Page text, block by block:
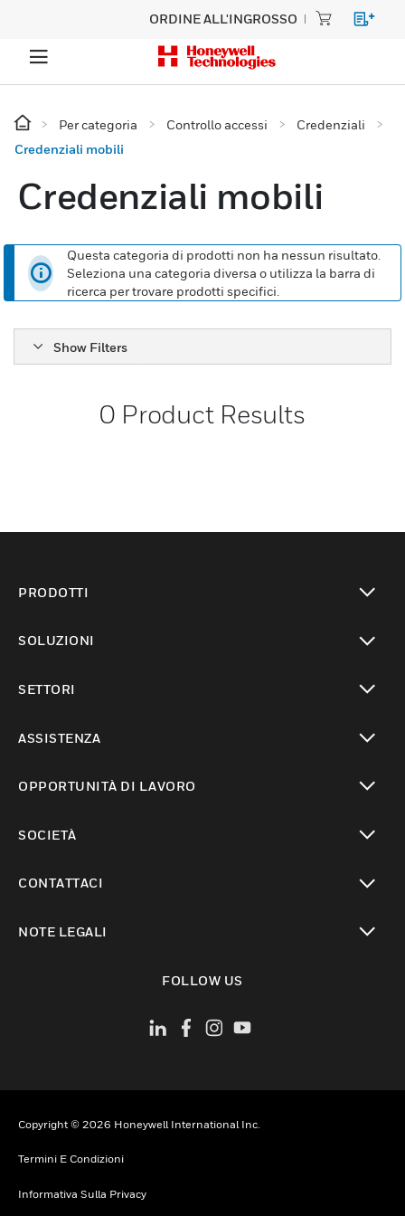
ORDINE ALL'INGROSSO
Per categoria Controllo accessi
Credenziali
Credenziali mobili
Credenziali mobili
Questa categoria di prodotti non ha nessun risultato.
Seleziona una categoria diversa o utilizza la barra di
ricerca per trovare prodotti specifici.
Show Filters
0 Product Results
PRODOTTI
SOLUZIONI
SETTORI
ASSISTENZA
OPPORTUNITÀ DI LAVORO
SOCIETÀ
CONTATTACI
NOTE LEGALI
FOLLOW US
Copyright © 2026 Honeywell International Inc.
Termini E Condizioni
Informativa Sulla Privacy